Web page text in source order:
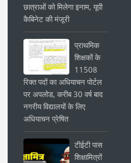
छात्राओं को मिलेगा इनाम, यूपी
कैबिनेट की मंजूरी
प्राथमिक
शिक्षकों के
11508
रिक्त पदों का अधियाचन पोर्टल
पर अपलोड, करीब 30 वर्ष बाद
नगरीय विद्यालयों के लिए
अधियाचन प्रेषित
टीईटी पास
शिक्षामित्रों